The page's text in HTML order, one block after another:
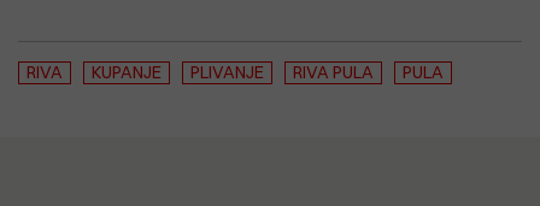
RIVA KUPANJE PLIVANJE RIVA PULA PULA